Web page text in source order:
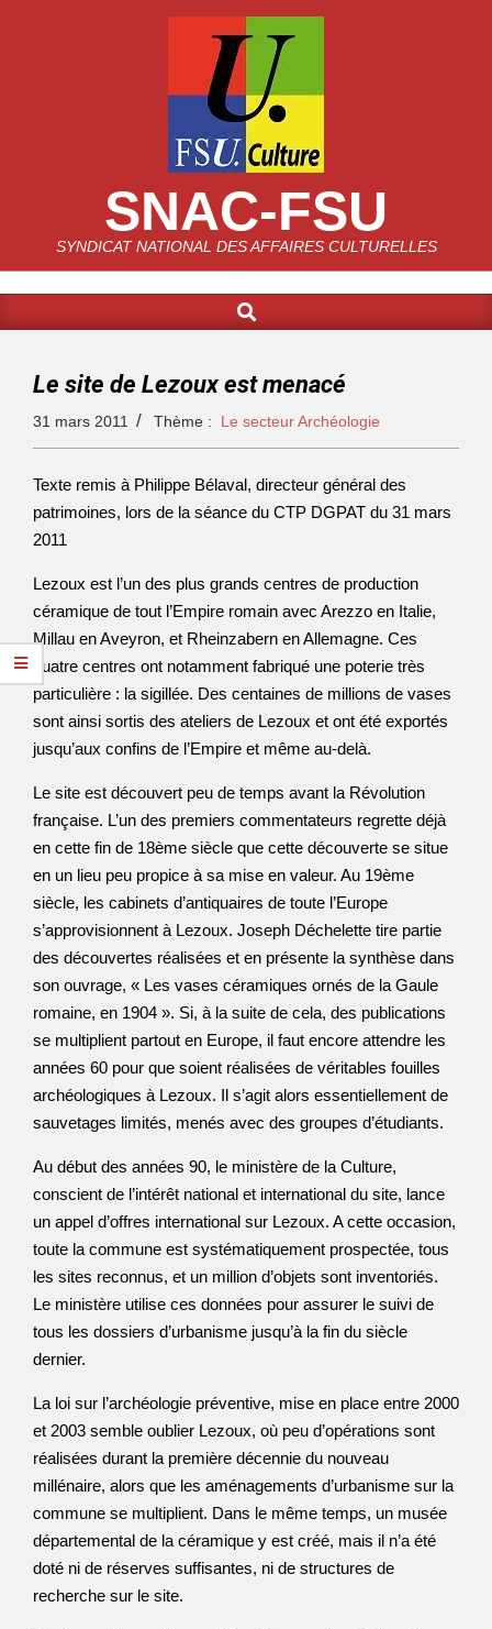
SNAC-FSU
SYNDICAT NATIONAL DES AFFAIRES CULTURELLES
Le site de Lezoux est menacé
31 mars 2011 Thème : Le secteur Archéologie
Texte remis à Philippe Bélaval, directeur général des
patrimoines, lors de la séance du CTP DGPAT du 31 mars
2011
Lezoux est l’un des plus grands centres de production
céramique de tout l’Empire romain avec Arezzo en Italie,
Millau en Aveyron, et Rheinzabern en Allemagne. Ces
quatre centres ont notamment fabriqué une poterie très
particulière : la sigillée. Des centaines de millions de vases
sont ainsi sortis des ateliers de Lezoux et ont été exportés
jusqu’aux confins de l’Empire et même au-delà.
Le site est découvert peu de temps avant la Révolution
française. L’un des premiers commentateurs regrette déjà
en cette fin de 18ème siècle que cette découverte se situe
en un lieu peu propice à sa mise en valeur. Au 19ème
siècle, les cabinets d’antiquaires de toute l’Europe
s’approvisionnent à Lezoux. Joseph Déchelette tire partie
des découvertes réalisées et en présente la synthèse dans
son ouvrage, « Les vases céramiques ornés de la Gaule
romaine, en 1904 ». Si, à la suite de cela, des publications
se multiplient partout en Europe, il faut encore attendre les
années 60 pour que soient réalisées de véritables fouilles
archéologiques à Lezoux. Il s’agit alors essentiellement de
sauvetages limités, menés avec des groupes d’étudiants.
Au début des années 90, le ministère de la Culture,
conscient de l’intérêt national et international du site, lance
un appel d’offres international sur Lezoux. A cette occasion,
toute la commune est systématiquement prospectée, tous
les sites reconnus, et un million d’objets sont inventoriés.
Le ministère utilise ces données pour assurer le suivi de
tous les dossiers d’urbanisme jusqu’à la fin du siècle
dernier.
La loi sur l’archéologie préventive, mise en place entre 2000
et 2003 semble oublier Lezoux, où peu d’opérations sont
réalisées durant la première décennie du nouveau
millénaire, alors que les aménagements d’urbanisme sur la
commune se multiplient. Dans le même temps, un musée
départemental de la céramique y est créé, mais il n’a été
doté ni de réserves suffisantes, ni de structures de
recherche sur le site.